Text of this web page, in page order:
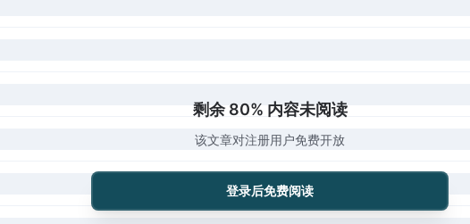
剩余 80% 内容未阅读
该文章对注册用户免费开放
登录后免费阅读